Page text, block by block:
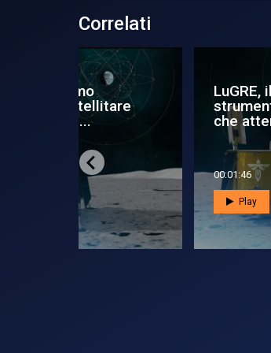
Correlati
LuGRE, il primo
strumento tutto italiano
che atterre...
00:01:46